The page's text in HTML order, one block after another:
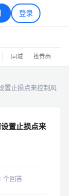
登录
同城 找券商
置止损点来控制风
置止损点来
个回答